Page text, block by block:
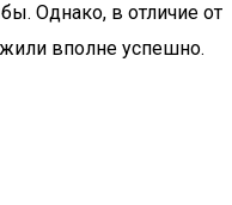
Однако, в отличие от
вполне успешно.